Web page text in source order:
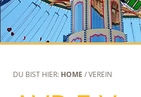
DU BIST HIER: HOME / VEREIN